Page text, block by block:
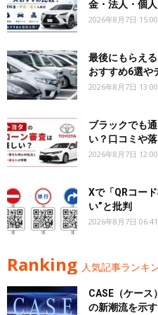
金・法人・個
2026年8月7日 15:00
最後にもらえ
おすすめ6選や
2026年8月7日 13:00
ブラックでも
い？口コミや
2026年8月7日 12:00
Xで「QRコー
い”と批判
2026年8月7日 06:41
Ranking 人気記事ランキ
CASE（ケース
の新潮流を示す